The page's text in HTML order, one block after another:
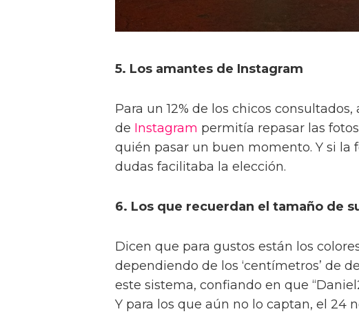
5. Los amantes de Instagram
Para un 12% de los chicos
de Instagram permitía repasar las
quién pasar un buen momento. Y si la
dudas facilitaba la elección.
6. Los que recuerdan el tamaño de
Dicen que para gustos están los
dependiendo de los ‘centímetros’ de
este sistema, confiando en que
Y para los que aún no lo captan, el 24